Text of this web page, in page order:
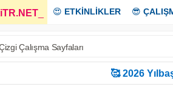
😍 ETKİNLİKLER 😎
Çalışma Sayfaları
🥰 2026